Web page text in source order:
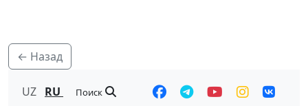
← Назад
UZ RU Поиск